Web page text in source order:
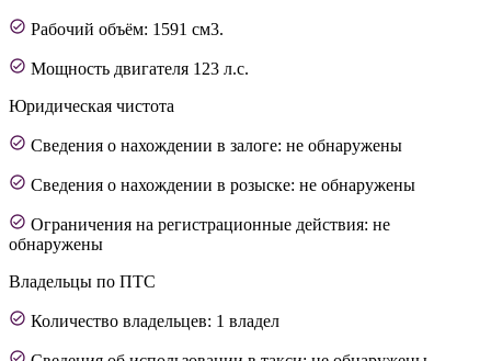
Рабочий объём: 1591 см3.
Мощность двигателя 123 л.с.
Юридическая чистота
Сведения о нахождении в залоге: не обнаружены
Сведения о нахождении в розыске: не обнаружены
Ограничения на регистрационные действия: не
обнаружены
Владельцы по ПТС
Количество владельцев: 1 владел